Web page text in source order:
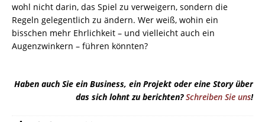
wohl nicht darin, das Spiel zu verweigern, sondern die
Regeln gelegentlich zu ändern. Wer weiß, wohin ein
bisschen mehr Ehrlichkeit – und vielleicht auch ein
Augenzwinkern – führen könnten?
Haben auch Sie ein Business, ein Projekt oder eine Story über
das sich lohnt zu berichten?Schreiben Sie uns!